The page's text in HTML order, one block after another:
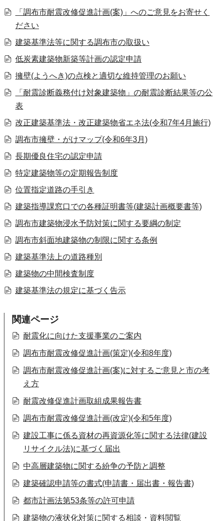
「調布市耐震改修促進計画(案)」へのご意見をお寄せく
ださい
建築基準法等に関する調布市の取扱い
低炭素建築物新築等計画の認定申請
擁壁(ようへき)の点検と適切な維持管理のお願い
「耐震診断義務付け対象建築物」の耐震診断結果等の公
表
改正建築基準法・改正建築物省エネ法(令和7年4月施行)
調布市擁壁・がけマップ(令和6年3月)
長期優良住宅の認定申請
特定建築物等の定期報告制度
位置指定道路の手引き
建築指導課窓口での各種証明書等(建築計画概要書等)
調布市建築物浸水予防対策に関する要綱の制定
調布市斜面地建築物の制限に関する条例
建築基準法上の道路種別
建築物の中間検査制度
建築基準法の規定に基づく告示
関連ページ
耐震化に向けた支援事業のご案内
調布市耐震改修促進計画(策定)(令和8年度)
調布市耐震改修促進計画(案)に対するご意見と市の考
え方
耐震改修促進計画取組成果報告書
調布市耐震改修促進計画(改定)(令和5年度)
建設工事に係る資材の再資源化等に関する法律(建設
リサイクル法)に基づく届出
中高層建築物に関する紛争の予防と調整
建築確認申請等の書式(申請書・届出書・報告書)
都市計画法第53条等の許可申請
建築物の液状化対策に関する相談・資料閲覧